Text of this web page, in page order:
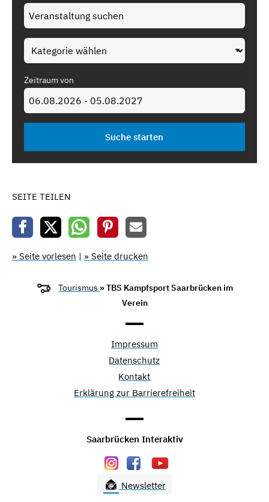
Zeitraum von
SEITE TEILEN
» Seite vorlesen | » Seite drucken
Tourismus » TBS Kampfsport Saarbrücken im
Verein
Impressum
Datenschutz
Kontakt
Erklärung zur Barrierefreiheit
Saarbrücken Interaktiv
Newsletter